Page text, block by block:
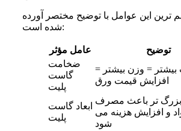
ترین این عوامل با توضیح مختصر آورده
شده است:
عامل مؤثر
توضیح
ضخامت
گاست
پلیت
= وزن بیشتر =
افزایش قیمت ورق
ابعاد گاست
پلیت
بزرگ‌ تر باعث مصرف
و افزایش هزینه می‌
شود